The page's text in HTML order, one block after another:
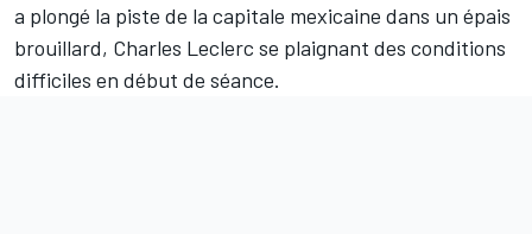
a plongé la piste de la capitale mexicaine dans un épais
brouillard, Charles Leclerc se plaignant des conditions
difficiles en début de séance.